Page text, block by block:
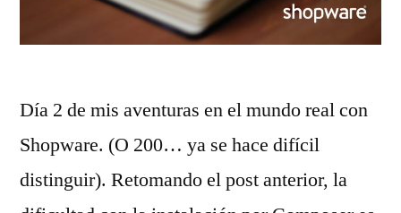
Día 2 de mis aventuras en el mundo real con
Shopware. (O 200… ya se hace difícil
distinguir). Retomando el post anterior, la